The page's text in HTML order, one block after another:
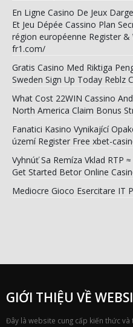
En Ligne Casino De Jeux
Et Jeu Dépée Cassino Plan
région européenne Register
fr1.com/
Gratis Casino Med Riktiga
Sweden Sign Up Today Reblz
What Cost 22WIN Cassino
North America Claim Bonus
Fanatici Kasino Vynikající
území Register Free xbet-
Vyhnúť Sa Remíza Vklad RTP
Get Started Betor Online
Mediocre Gioco Esercitare IT
GIỚI THIỆU VỀ
Đây là website cung cấp kiến thức